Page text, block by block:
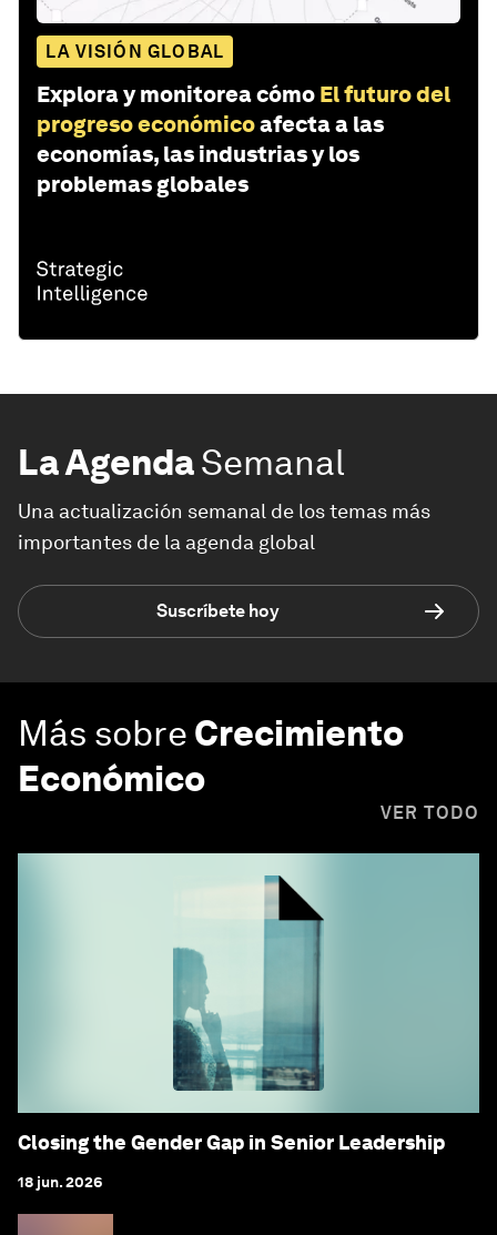
LA VISIÓN GLOBAL
Explora y monitorea cómo El futuro del
progreso económicoafecta a las
economías, las industrias y los
problemas globales
La AgendaSemanal
Una actualización semanal de los temas más
importantes de la agenda global
Suscríbete hoy
Más sobre Crecimiento
Económico
VER TODO
Closing the Gender Gap in Senior Leadership
18 jun. 2026